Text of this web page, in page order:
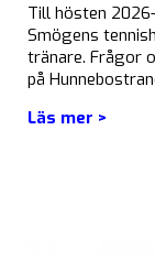
Till hösten
Smögens
tränare. Frågor
på
Läs mer >